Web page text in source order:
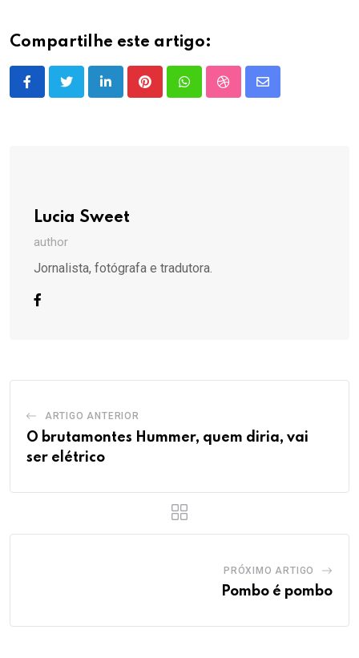
Compartilhe este artigo:
LinkedInPinterestWhatsappStumbleUpon
Share
Lucia Sweet
author
Jornalista, fotógrafa e tradutora.
ARTIGO ANTERIOR
O brutamontes Hummer, quem diria, vai
ser elétrico
PRÓXIMO ARTIGO
Pombo é pombo